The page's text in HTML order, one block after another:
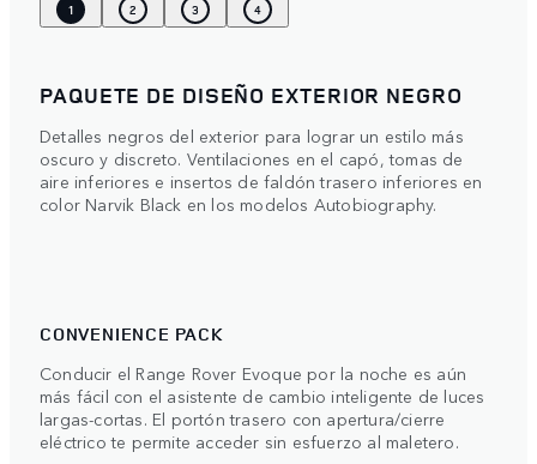
1 2 3 4
PAQUETE DE DISEÑO EXTERIOR NEGRO
Detalles negros del exterior para lograr un estilo más
oscuro y discreto. Ventilaciones en el capó, tomas de
aire inferiores e insertos de faldón trasero inferiores en
color Narvik Black en los modelos Autobiography.
CONVENIENCE PACK
Conducir el Range Rover Evoque por la noche es aún
más fácil con el asistente de cambio inteligente de luces
largas-cortas. El portón trasero con apertura/cierre
eléctrico te permite acceder sin esfuerzo al maletero.